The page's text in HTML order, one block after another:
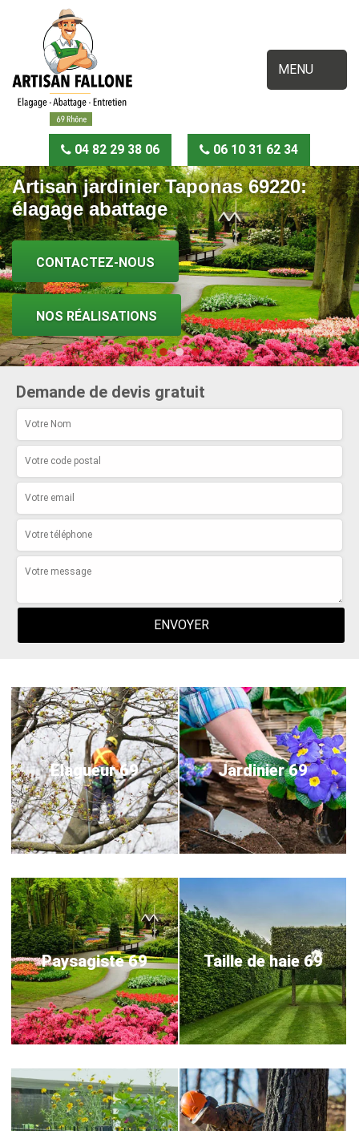
MENU
04 82 29 38 06 06 10 31 62 34
Artisan jardinier Taponas 69220:
élagage abattage
CONTACTEZ-NOUS
NOS RÉALISATIONS
Demande de devis gratuit
Elagueur 69 Jardinier 69
Paysagiste 69 Taille de haie 69